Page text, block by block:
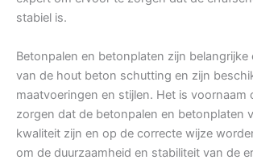
stabiel is.
Betonpalen en betonplaten zijn
van de hout beton schutting en zijn
maatvoeringen en stijlen. Het is voornaam
zorgen dat de betonpalen en betonplaten
kwaliteit zijn en op de correcte wijze
om de duurzaamheid en stabiliteit van de